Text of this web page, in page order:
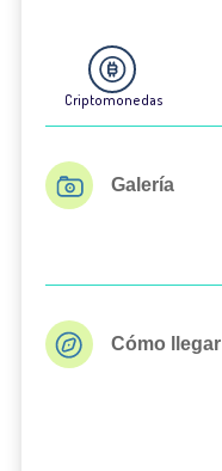
Criptomonedas
Galería
Cómo llegar